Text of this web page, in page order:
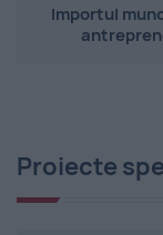
Importul
Proiecte